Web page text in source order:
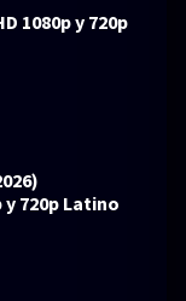
1080p y 720p
y 720p Latino